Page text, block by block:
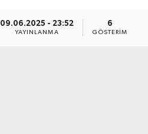
09.06.2025 - 23:52
YAYINLANMA
6
GÖSTERIM